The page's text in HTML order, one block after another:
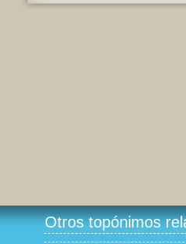
Otros topónimos